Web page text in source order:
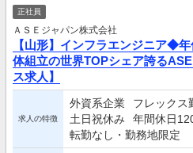
正社員
ＡＳＥジャパン株式会社
【山形】インフラエンジニア◆
体組立の世界TOPシェア誇る
ス求人】
求人の特徴
外資系企業 フレックス
土日祝休み
年間休日
転勤なし・勤務地限定